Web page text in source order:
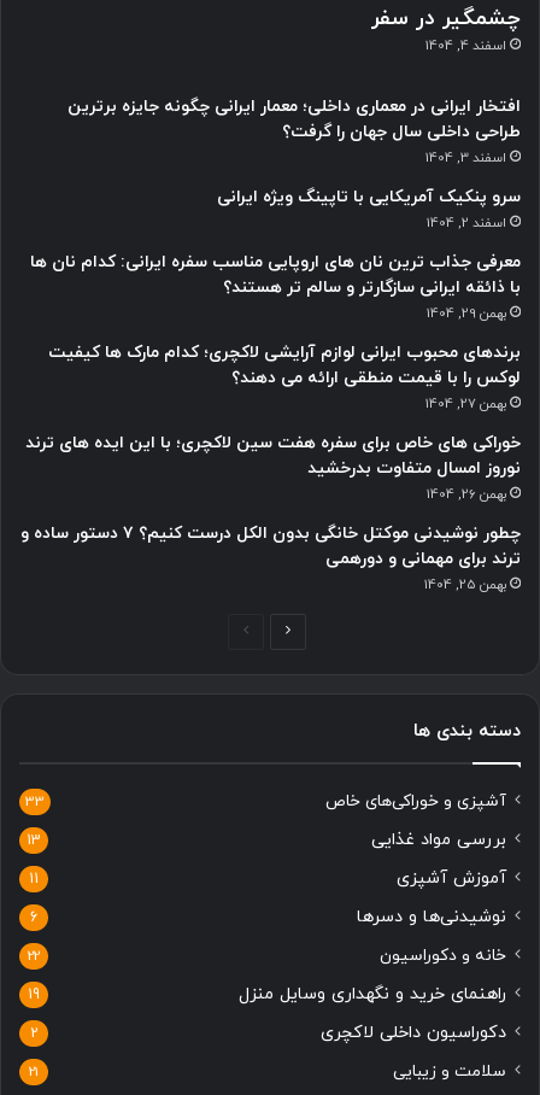
چشمگیر در سفر
اسفند 4, 1404
افتخار ایرانی در معماری داخلی؛ معمار ایرانی چگونه جایزه برترین
طراحی داخلی سال جهان را گرفت؟
اسفند 3, 1404
سرو پنکیک آمریکایی با تاپینگ ویژه ایرانی
اسفند 2, 1404
معرفی جذاب ترین نان های اروپایی مناسب سفره ایرانی: کدام نان ها
با ذائقه ایرانی سازگارتر و سالم تر هستند؟
بهمن 29, 1404
برندهای محبوب ایرانی لوازم آرایشی لاکچری؛ کدام مارک ها کیفیت
لوکس را با قیمت منطقی ارائه می دهند؟
بهمن 27, 1404
خوراکی های خاص برای سفره هفت سین لاکچری؛ با این ایده های ترند
نوروز امسال متفاوت بدرخشید
بهمن 26, 1404
چطور نوشیدنی موکتل خانگی بدون الکل درست کنیم؟ ۷ دستور ساده و
ترند برای مهمانی و دورهمی
بهمن 25, 1404
دسته بندی ها
آشپزی و خوراکی‌های خاص 33
بررسی مواد غذایی 13
آموزش آشپزی 11
نوشیدنی‌ها و دسرها 6
خانه و دکوراسیون 22
راهنمای خرید و نگهداری وسایل منزل 19
دکوراسیون داخلی لاکچری 2
سلامت و زیبایی 21